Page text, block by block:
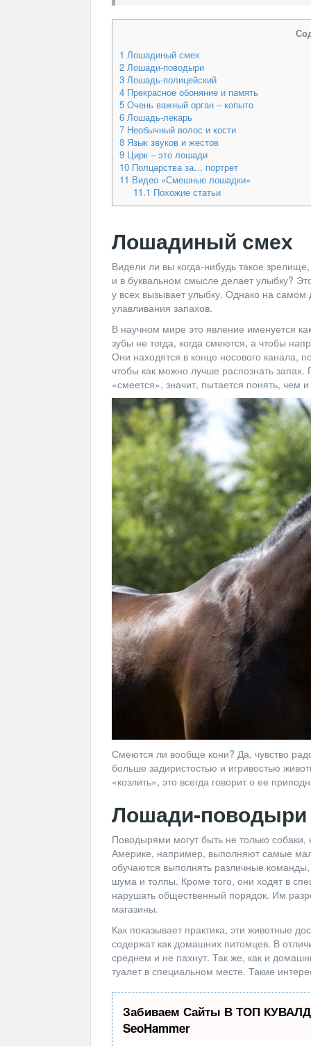
1 Лошадиный смех
2 Лошади-поводыри
3 Лошадь-полицейский
4 Прекрасное обоняние и память
5 Очень важный орган – копыто
6 Лошадь-лекарь
7 Необычный волос и кости
8 Язык звуков и жестов
9 Цирк – это лошади
10 Полцарства за… портрет
11 Видео «Смешные лошадки»
11.1 Похожие статьи
Лошадиный смех
Видели ли вы когда-нибудь такое
и в буквальном смысле делает улыбку?
у всех вызывает улыбку. Однако на
улавливания запахов.
В научном мире это явление именуется
зубы не тогда, когда смеются, а чтобы
Они находятся в конце носового канала,
чтобы как можно лучше распознать
«смеется», значит, пытается понять, чем
Смеются ли вообще кони? Да, чувство
больше задиристостью и игривостью
«козлить», это всегда говорит о ее
Лошади-поводыри
Поводырями могут быть не только
Америке, например, выполняют самые
обучаются выполнять различные
шума и толпы. Кроме того, они ходят в
нарушать общественный порядок. Им
магазины.
Как показывает практика, эти животные
содержат как домашних питомцев. В
среднем и не пахнут. Так же, как и
туалет в специальном месте. Такие
Забиваем Сайты В ТОП
SeoHammer